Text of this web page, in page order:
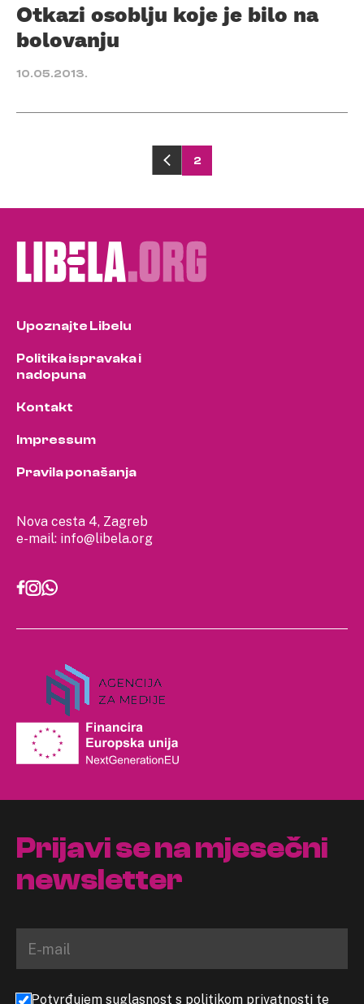
Otkazi osoblju koje je bilo na
bolovanju
10.05.2013.
pagination
2
Nova cesta 4, Zagreb
e-mail: info@libela.org
Upoznajte Libelu
Politika ispravaka i
nadopuna
Kontakt
Impressum
Pravila ponašanja
Prijavi se na mjesečni
newsletter
Potvrđujem suglasnost s politikom privatnosti te